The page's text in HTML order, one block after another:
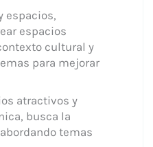
espacios,
espacios
cultural y
para mejorar
atractivos y
busca la
temas